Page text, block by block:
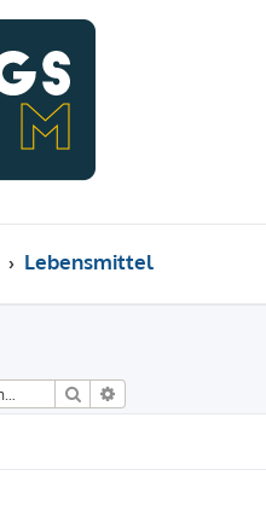
Lebensmittel
Suche